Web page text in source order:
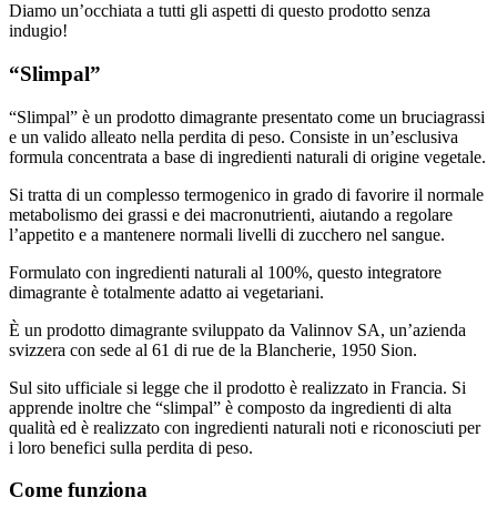
Diamo un’occhiata a tutti gli aspetti di questo prodotto senza
indugio!
“Slimpal”
“Slimpal” è un prodotto dimagrante presentato come un bruciagrassi
e un valido alleato nella perdita di peso. Consiste in un’esclusiva
formula concentrata a base di ingredienti naturali di origine vegetale.
Si tratta di un complesso termogenico in grado di favorire il normale
metabolismo dei grassi e dei macronutrienti, aiutando a regolare
l’appetito e a mantenere normali livelli di zucchero nel sangue.
Formulato con ingredienti naturali al 100%, questo integratore
dimagrante è totalmente adatto ai vegetariani.
È un prodotto dimagrante sviluppato da Valinnov SA, un’azienda
svizzera con sede al 61 di rue de la Blancherie, 1950 Sion.
Sul sito ufficiale si legge che il prodotto è realizzato in Francia. Si
apprende inoltre che “slimpal” è composto da ingredienti di alta
qualità ed è realizzato con ingredienti naturali noti e riconosciuti per
i loro benefici sulla perdita di peso.
Come funziona